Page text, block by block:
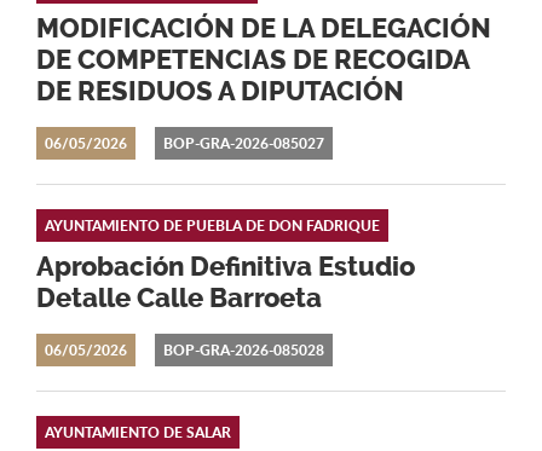
06/05/2026
MODIFICACIÓN DE LA DELEGACIÓN
DE COMPETENCIAS DE RECOGIDA
DE RESIDUOS A DIPUTACIÓN
BOP-GRA-2026-085027
06/05/2026
Aprobación Definitiva Estudio
Detalle Calle Barroeta
AYUNTAMIENTO DE PUEBLA DE DON FADRIQUE
BOP-GRA-2026-085028
AYUNTAMIENTO DE SALAR